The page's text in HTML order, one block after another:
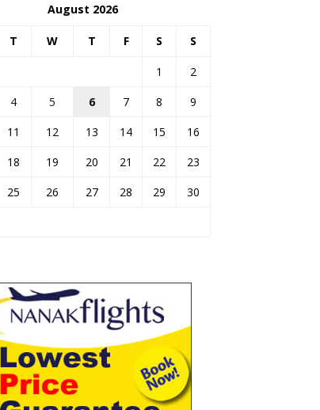
August 2026
T W T F S S
1
2
4 5 6 7 8
9
11 12 13 14 15
16
18 19 20 21 22
23
25 26 27 28 29
30